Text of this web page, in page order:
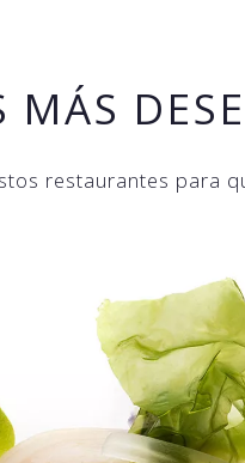
MÁS
restaurantes para